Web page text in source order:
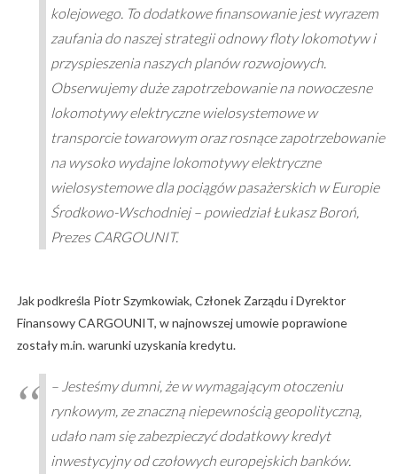
kolejowego. To dodatkowe finansowanie jest wyrazem
zaufania do naszej strategii odnowy floty lokomotyw i
przyspieszenia naszych planów rozwojowych.
Obserwujemy duże zapotrzebowanie na nowoczesne
lokomotywy elektryczne wielosystemowe w
transporcie towarowym oraz rosnące zapotrzebowanie
na wysoko wydajne lokomotywy elektryczne
wielosystemowe dla pociągów pasażerskich w Europie
Środkowo-Wschodniej – powiedział Łukasz Boroń,
Prezes CARGOUNIT.
Jak podkreśla Piotr Szymkowiak, Członek Zarządu i Dyrektor
Finansowy CARGOUNIT, w najnowszej umowie poprawione
zostały m.in. warunki uzyskania kredytu.
– Jesteśmy dumni, że w wymagającym otoczeniu
rynkowym, ze znaczną niepewnością geopolityczną,
udało nam się zabezpieczyć dodatkowy kredyt
inwestycyjny od czołowych europejskich banków.